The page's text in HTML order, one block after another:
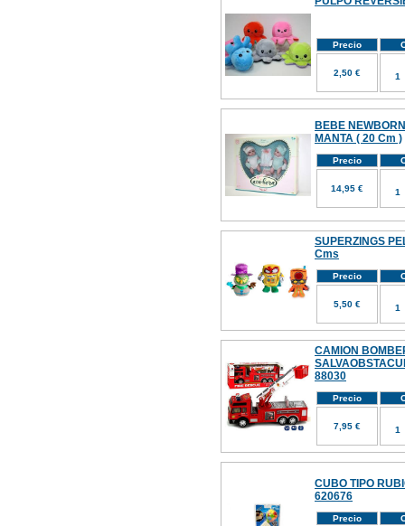
Precio
2,50 €
BEBE
MANTA ( 20 Cm )
Precio
14,95 €
SUPERZINGS
Cms
Precio
5,50 €
CAMION
88030
Precio
7,95 €
CUBO TIPO
620676
Precio